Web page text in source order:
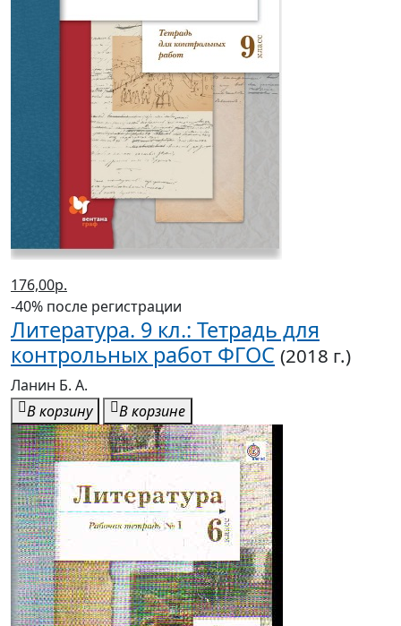
176,00р.
-40% после регистрации
Литература. 9 кл.: Тетрадь для
контрольных работ ФГОС (2018 г.)
Ланин Б. А.
В корзину
В корзине